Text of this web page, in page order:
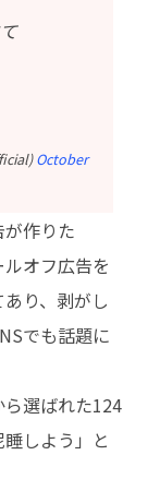
October
作りた
オフ広告を
り、剥がし
でも話題に
選ばれた124
しよう」と